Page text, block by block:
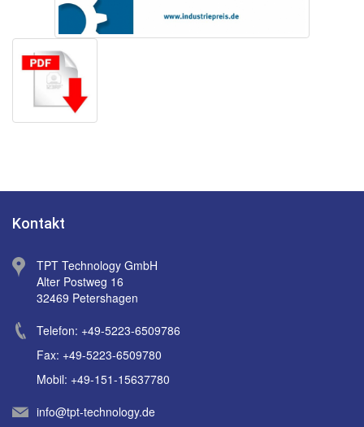
Kontakt
TPT Technology GmbH
Alter Postweg 16
32469 Petershagen
Telefon: +49-5223-6509786
Fax: +49-5223-6509780
Mobil: +49-151-15637780
info@tpt-technology.de